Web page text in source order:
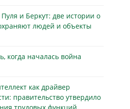
и Беркут: две истории о
людей и объекты
когда началась война
как драйвер
правительство утвердило